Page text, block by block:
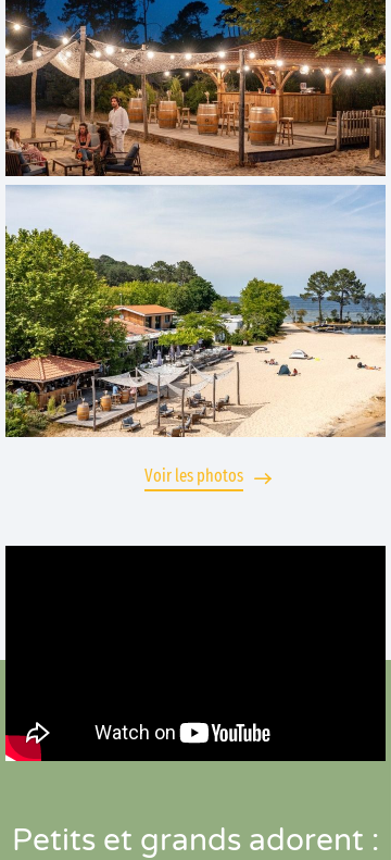
Voir les photos
Petits et grands adorent :